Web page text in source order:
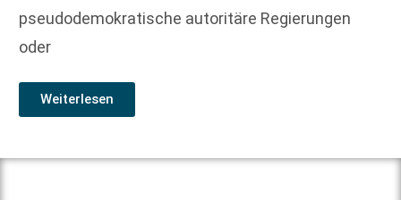
pseudodemokratische autoritäre Regierungen
oder
Weiterlesen